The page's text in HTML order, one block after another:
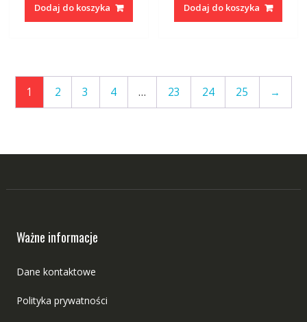
Dodaj do koszyka Dodaj do koszyka
1 2 3 4 … 23 24 25 →
Ważne informacje
Dane kontaktowe
Polityka prywatności